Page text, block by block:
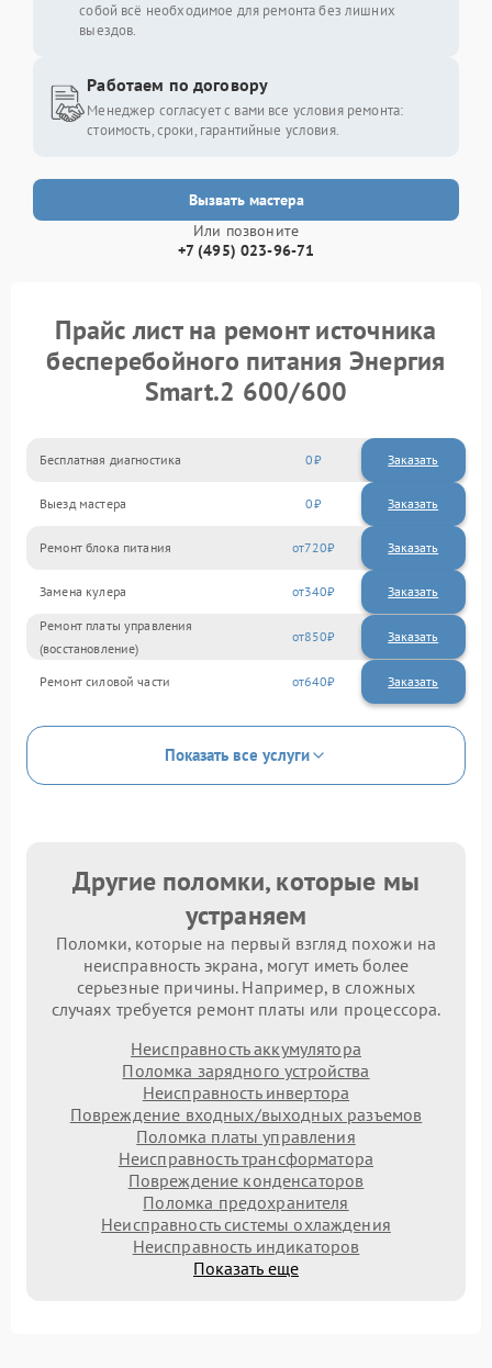
Вызвать мастера
Или позвоните
+7 (495) 023-96-71
собой всё необходимое для ремонта без лишних
выездов.
Работаем по договору
Менеджер согласует с вами все условия ремонта:
стоимость, сроки, гарантийные условия.
Прайс лист на ремонт источника
бесперебойного питания Энергия
Smart.2 600/600
Бесплатная диагностика 0 Заказать
Выезд мастера 0 Заказать
Ремонт блока питания 720
Замена кулера 340
Ремонт платы управления
(восстановление)
850
Ремонт силовой части 640
Показать все услуги
Другие поломки, которые мы
устраняем
Поломки, которые на первый взгляд похожи на
неисправность экрана, могут иметь более
серьезные причины. Например, в сложных
случаях требуется ремонт платы или процессора.
Неисправность аккумулятора
Поломка зарядного устройства
Неисправность инвертора
Повреждение входных/выходных разъемов
Поломка платы управления
Неисправность трансформатора
Повреждение конденсаторов
Поломка предохранителя
Неисправность системы охлаждения
Неисправность индикаторов
Показать еще